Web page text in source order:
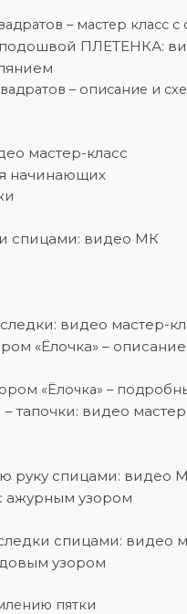
– мастер класс
ПЛЕТЕНКА:
– описание и
мастер-класс
начинающих
спицами: видео МК
видео мастер-
«Ёлочка» –
«Ёлочка» –
тапочки: видео
руку спицами: видео
ажурным узором
спицами: видео
узором
пятки